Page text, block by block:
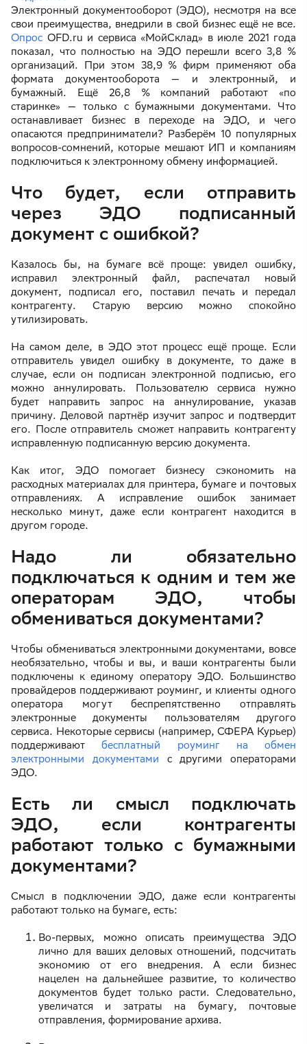
Электронный документооборот (ЭДО), несмотря на все
свои преимущества, внедрили в свой бизнес ещё не все.
Опрос OFD.ru и сервиса «МойСклад» в июле 2021 года
показал, что полностью на ЭДО перешли всего 3,8 %
организаций. При этом 38,9 % фирм применяют оба
формата документооборота — и электронный, и
бумажный. Ещё 26,8 % компаний работают «по
старинке» — только с бумажными документами. Что
останавливает бизнес в переходе на ЭДО, и чего
опасаются предприниматели? Разберём 10 популярных
вопросов-сомнений, которые мешают ИП и компаниям
подключиться к электронному обмену информацией.
Что будет, если отправить
через ЭДО подписанный
документ с ошибкой?
Казалось бы, на бумаге всё проще: увидел ошибку,
исправил электронный файл, распечатал новый
документ, подписал его, поставил печать и передал
контрагенту. Старую версию можно спокойно
утилизировать.
На самом деле, в ЭДО этот процесс ещё проще. Если
отправитель увидел ошибку в документе, то даже в
случае, если он подписан электронной подписью, его
можно аннулировать. Пользователю сервиса нужно
будет направить запрос на аннулирование, указав
причину. Деловой партнёр изучит запрос и подтвердит
его. После отправитель сможет направить контрагенту
исправленную подписанную версию документа.
Как итог, ЭДО помогает бизнесу сэкономить на
расходных материалах для принтера, бумаге и почтовых
отправлениях. А исправление ошибок занимает
несколько минут, даже если контрагент находится в
другом городе.
Надо ли обязательно
подключаться к одним и тем же
операторам ЭДО, чтобы
обмениваться документами?
Чтобы обмениваться электронными документами, вовсе
необязательно, чтобы и вы, и ваши контрагенты были
подключены к единому оператору ЭДО. Большинство
провайдеров поддерживают роуминг, и клиенты одного
оператора могут беспрепятственно отправлять
электронные документы пользователям другого
сервиса. Некоторые сервисы (например, СФЕРА Курьер)
поддерживаютбесплатный роуминг на обмен
электронными документами с другими операторами
ЭДО.
Есть ли смысл подключать
ЭДО, если контрагенты
работают только с бумажными
документами?
Смысл в подключении ЭДО, даже если контрагенты
работают только на бумаге, есть:
Во-первых, можно описать преимущества ЭДО
лично для ваших деловых отношений, подсчитать
экономию от его внедрения. А если бизнес
нацелен на дальнейшее развитие, то количество
документов будет только расти. Следовательно,
увеличатся и затраты на бумагу, почтовые
отправления, формирование архива.